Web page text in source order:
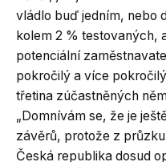
vládlo buď jedním, nebo
kolem 2 % testovaných,
potenciální
pokročilý a více
třetina zúčastněných
„Domnívám se, že je
závěrů, protože z
Česká republika dosud